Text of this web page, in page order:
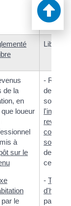
une
risque)
Libre
de la
en
loueur
à
sur le
le
-
de la
soumis
l'impôt
revenu
sociales
delà
certain
- Taxe
par le